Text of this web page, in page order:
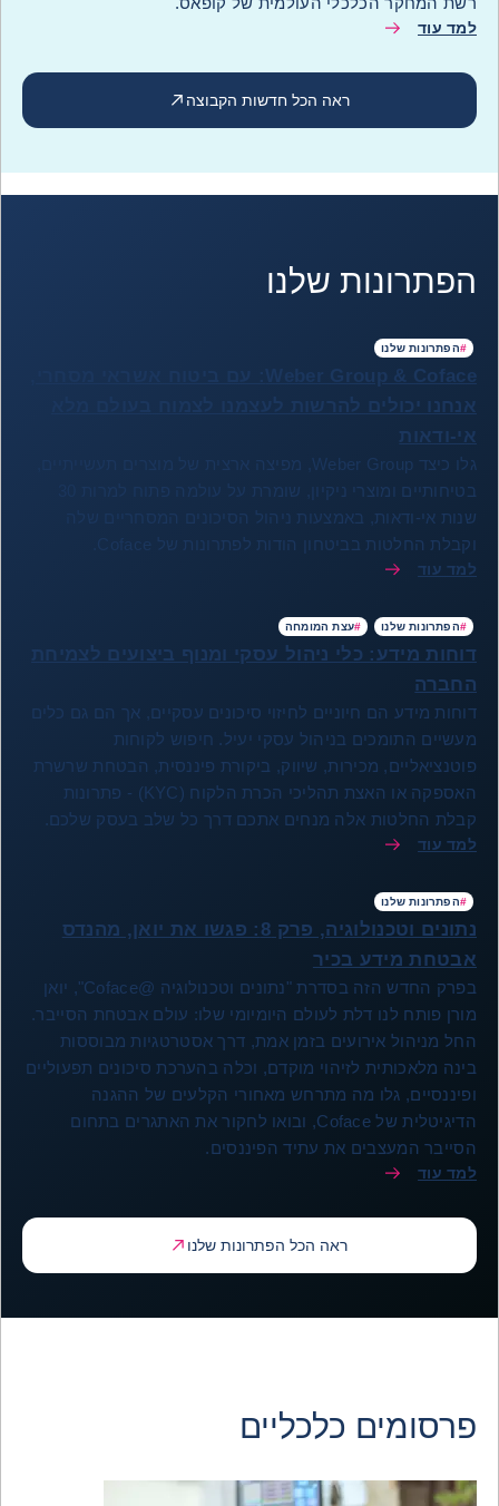
ראה הכל חדשות הקבוצה
למד עוד
הפתרונות שלנו
ראה הכל הפתרונות שלנו
#הפתרונות שלנו
אנחנו יכולים להרשות לעצמנו לצמוח בעולם מלא
אי-ודאות
גלו כיצד Weber Group, מפיצה ארצית של מוצרים תעשייתיים,
שנות אי-ודאות, באמצעות ניהול הסיכונים המסחריים שלה
וקבלת החלטות בביטחון הודות לפתרונות של Coface.
למד עוד
#הפתרונות שלנו #עצת המומחה
דוחות מידע: כלי ניהול עסקי ומנוף ביצועים לצמיחת
החברה
דוחות מידע הם חיוניים לחיזוי סיכונים עסקיים, אך הם גם כלים
מעשיים התומכים בניהול עסקי יעיל. חיפוש לקוחות
פוטנציאליים, מכירות, שיווק, ביקורת פיננסית, הבטחת שרשרת
האספקה או האצת תהליכי הכרת הלקוח (KYC) - פתרונות
קבלת החלטות אלה מנחים אתכם דרך כל שלב בעסק שלכם.
למד עוד
#הפתרונות שלנו
נתונים וטכנולוגיה, פרק 8: פגשו את יואן, מהנדס
אבטחת מידע בכיר
בפרק החדש הזה בסדרת "נתונים וטכנולוגיה @Coface", יואן
מורן פותח לנו דלת לעולם היומיומי שלו: עולם אבטחת הסייבר.
החל מניהול אירועים בזמן אמת, דרך אסטרטגיות מבוססות
בינה מלאכותית לזיהוי מוקדם, וכלה בהערכת סיכונים תפעוליים
ופיננסיים, גלו מה מתרחש מאחורי הקלעים של ההגנה
הדיגיטלית של Coface, ובואו לחקור את האתגרים בתחום
הסייבר המעצבים את עתיד הפיננסים.
למד עוד
פרסומים כלכליים